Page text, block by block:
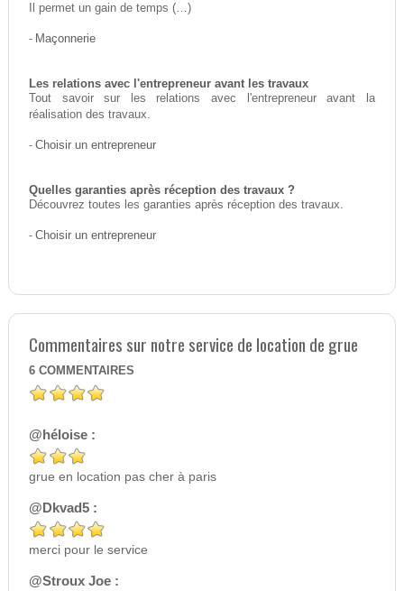
Il permet un gain de temps (…)
- Maçonnerie
Les relations avec l'entrepreneur avant les travaux
Tout savoir sur les relations avec l'entrepreneur avant la
réalisation des travaux.
- Choisir un entrepreneur
Quelles garanties après réception des travaux ?
Découvrez toutes les garanties après réception des travaux.
- Choisir un entrepreneur
Commentaires sur notre service de location de grue
6 COMMENTAIRES
@héloise :
grue en location pas cher à paris
@Dkvad5 :
merci pour le service
@Stroux Joe :